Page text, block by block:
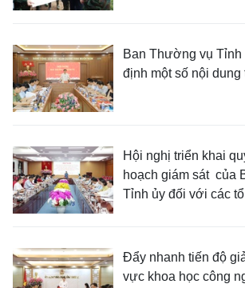
Ban Thường vụ Tỉnh
định một số nội dung
Hội nghị triển khai
hoạch giám sát của
Tỉnh ủy đối với các
Đẩy nhanh tiến độ
vực khoa học công